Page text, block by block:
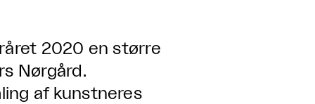
2020 en større
Nørgård.
af kunstneres